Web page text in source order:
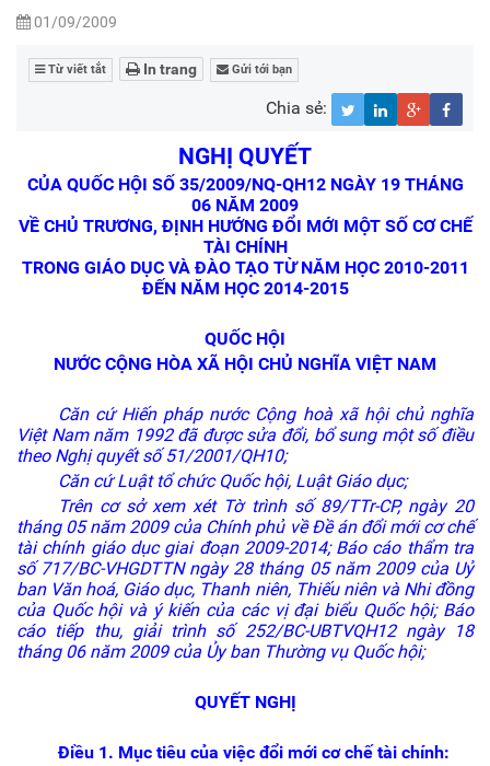
01/09/2009
Từ viết tắt In trang Gửi tới bạn
Chia sẻ:
NGHỊ QUYẾT
CỦA QUỐC HỘI SỐ 35/2009/NQ-QH12 NGÀY 19 THÁNG
06 NĂM 2009
VỀ CHỦ TRƯƠNG, ĐỊNH HƯỚNG ĐỔI MỚI MỘT SỐ CƠ CHẾ
TÀI CHÍNH
TRONG GIÁO DỤC VÀ ĐÀO TẠO TỪ NĂM HỌC 2010-2011
ĐẾN NĂM HỌC 2014-2015
QUỐC HỘI
NƯỚC CỘNG HÒA XÃ HỘI CHỦ NGHĨA VIỆT NAM
Căn cứ Hiến pháp nước Cộng hoà xã hội chủ nghĩa
Việt Nam năm 1992 đã được sửa đổi, bổ sung một số điều
theo Nghị quyết số 51/2001/QH10;
Căn cứ Luật tổ chức Quốc hội, Luật Giáo dục;
Trên cơ sở xem xét Tờ trình số 89/TTr-CP, ngày 20
tháng 05 năm 2009 của Chính phủ về Đề án đổi mới cơ chế
tài chính giáo dục giai đoạn 2009-2014; Báo cáo thẩm tra
số 717/BC-VHGDTTN ngày 28 tháng 05 năm 2009 của Uỷ
ban Văn hoá, Giáo dục, Thanh niên, Thiếu niên và Nhi đồng
của Quốc hội và ý kiến của các vị đại biểu Quốc hội; Báo
cáo tiếp thu, giải trình số 252/BC-UBTVQH12 ngày 18
tháng 06 năm 2009 của Ủy ban Thường vụ Quốc hội;
QUYẾT NGHỊ
Điều 1. Mục tiêu của việc đổi mới cơ chế tài chính: